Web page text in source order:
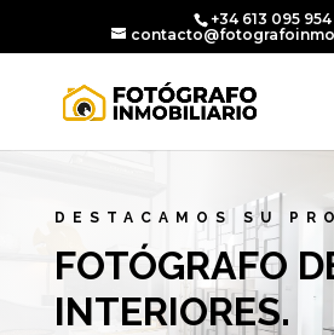
+34 613 095 954
DESTACAMOS SU
FOTÓGRAFO
INTERIORES.